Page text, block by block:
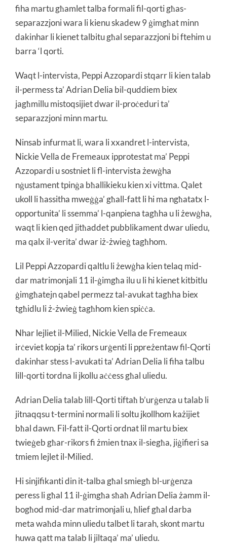
fiha martu għamlet talba formali fil-qorti għas-
separazzjoni wara li kienu skadew 9 ġimgħat minn
dakinhar li kienet talbitu għal separazzjoni bi ftehim u
barra ‘l qorti.
Waqt l-intervista, Peppi Azzopardi stqarr li kien talab
il-permess ta’ Adrian Delia bil-quddiem biex
jagħmillu mistoqsijiet dwar il-proċeduri ta’
separazzjoni minn martu.
Ninsab infurmat li, wara li xxandret l-intervista,
Nickie Vella de Fremeaux ipprotestat ma’ Peppi
Azzopardi u sostniet li fl-intervista żewġha
nġustament tpinġa bħallikieku kien xi vittma. Qalet
ukoll li ħassitha mweġġa’ għall-fatt li hi ma ngħatatx l-
opportunita’ li ssemma’ l-qanpiena tagħha u li żewġha,
waqt li kien qed jitħaddet pubblikament dwar uliedu,
ma qalx il-verita’ dwar iż-żwieġ tagħhom.
Lil Peppi Azzopardi qaltlu li żewġha kien telaq mid-
dar matrimonjali 11 il-ġimgħa ilu u li hi kienet kitbitlu
ġimgħatejn qabel permezz tal-avukat tagħha biex
tgħidlu li ż-żwieġ tagħhom kien spiċċa.
Nhar lejliet il-Milied, Nickie Vella de Fremeaux
irċeviet kopja ta’ rikors urġenti li ppreżentaw fil-Qorti
dakinhar stess l-avukati ta’ Adrian Delia li fiha talbu
lill-qorti tordna li jkollu aċċess għal uliedu.
Adrian Delia talab lill-Qorti tiftaħ b’urġenza u talab li
jitnaqqsu t-termini normali li soltu jkollhom każijiet
bħal dawn. Fil-fatt il-Qorti ordnat lil martu biex
twieġeb għar-rikors fi żmien tnax il-siegħa, jiġifieri sa
tmiem lejlet il-Milied.
Hi sinjifikanti din it-talba għal smiegħ bl-urġenza
peress li għal 11 il-ġimgħa sħaħ Adrian Delia żamm il-
bogħod mid-dar matrimonjali u, ħlief għal darba
meta waħda minn uliedu talbet li tarah, skont martu
huwa qatt ma talab li jiltaqa’ ma’ uliedu.